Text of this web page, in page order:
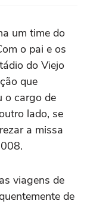
um time do
o pai e os
do Viejo
que
o cargo de
lado, se
a missa
viagens de
de